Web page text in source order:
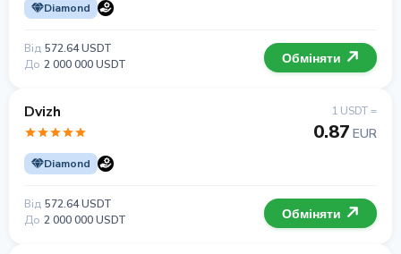
Diamond
Від 572.64 USDT
До 2 000 000 USDT Обміняти
Dvizh
Diamond
1 USDT =
0.87 EUR
Від 572.64 USDT
До 2 000 000 USDT Обміняти